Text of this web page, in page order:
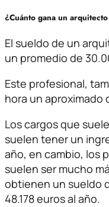
¿Cuánto gana un
El sueldo de un
un promedio de
Este profesional,
hora un aproximado
Los cargos que
suelen tener un
año, en cambio, los
suelen ser mucho
obtienen un sueldo
48.178 euros al año.